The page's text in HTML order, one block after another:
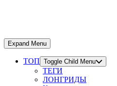
Expand Menu
ТОП Toggle Child Menu
ТЕГИ
ЛОНГРИДЫ